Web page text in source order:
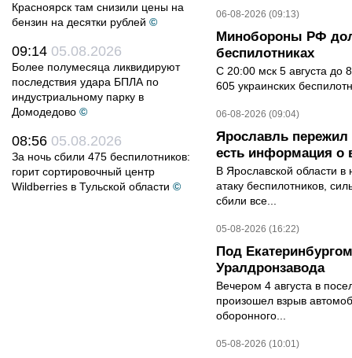
Красноярск там снизили цены на
бензин на десятки рублей ©
09:14 05.08.2026
Более полумесяца ликвидируют
последствия удара БПЛА по
индустриальному парку в
Домодедово ©
08:56 05.08.2026
За ночь сбили 475 беспилотников:
горит сортировочный центр
Wildberries в Тульской области ©
06-08-2026 (09:13)
Минобороны РФ
беспилотниках
С 20:00 мск 5 августа до
605 украинских
06-08-2026 (09:04)
Ярославль пережил
есть информация о
В Ярославской области в
атаку беспилотников,
сбили все...
05-08-2026 (16:22)
Под
Уралдронзавода
Вечером 4 августа в
произошел взрыв
оборонного...
05-08-2026 (10:01)